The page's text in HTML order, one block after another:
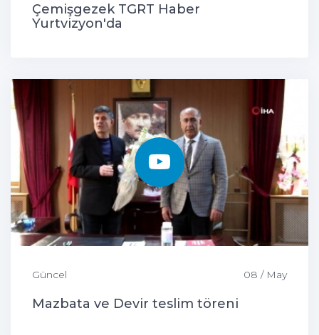
Çemişgezek TGRT Haber
Yurtvizyon'da
Güncel 08 / May
Mazbata ve Devir teslim töreni